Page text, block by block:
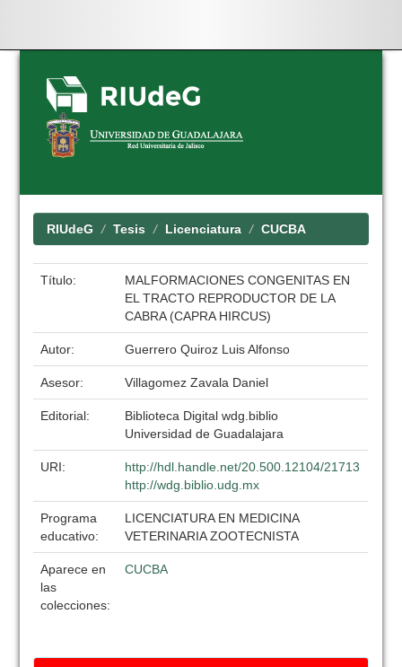
Skip
navigation
RIUdeG Tesis Licenciatura CUCBA
Título:
MALFORMACIONES CONGENITAS EN
EL TRACTO REPRODUCTOR DE LA
CABRA (CAPRA HIRCUS)
Autor: Guerrero Quiroz Luis Alfonso
Asesor: Villagomez Zavala Daniel
Editorial:
Biblioteca Digital wdg.biblio
Universidad de Guadalajara
URI:
http://hdl.handle.net/20.500.12104/21713
http://wdg.biblio.udg.mx
Programa
educativo:
LICENCIATURA EN MEDICINA
VETERINARIA ZOOTECNISTA
Aparece en
las
colecciones:
CUCBA